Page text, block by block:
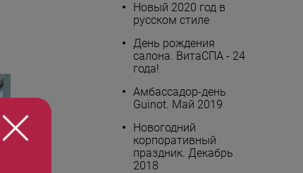
Новый 2020 год в
русском стиле
День рождения
салона. ВитаСПА - 24
года!
Амбассадор-день
Guinot. Май 2019
Новогодний
корпоративный
праздник. Декабрь
2018